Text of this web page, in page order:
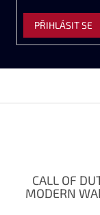
PŘIHLÁSIT SE
CALL OF
MODERN